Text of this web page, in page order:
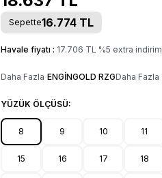
Sepette16.774 TL
Havale fiyatı : 17.706 TL %5 extra indirim
Daha Fazla ENGİNGOLD RZGDaha Fazla
YÜZÜK ÖLÇÜSÜ:
8 9 10 11
15 16 17 18